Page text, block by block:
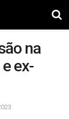
na
ex-